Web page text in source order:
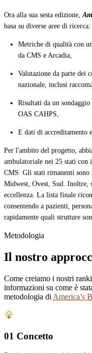
Ora alla sua sesta edizione,
basa su diverse aree di ricerca:
Metriche di qualità con
da CMS e Arcadia,
Valutazione da parte dei
nazionale, inclusi
Risultati da un
OAS CAHPS,
E dati di accreditamento
Per l'ambito del progetto,
ambulatoriale nei 25 stati
CMS. Gli stati rimanenti
Midwest, Ovest, Sud. Inoltre,
eccellenza. La lista finale
consentendo a pazienti,
rapidamente quali strutture
Metodologia
Il nostro
Come creiamo i nostri
informazioni su come è
metodologia di America’s
01 Concetto